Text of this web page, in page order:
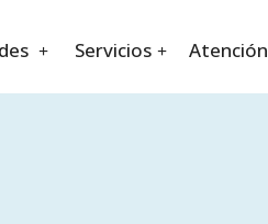
Servicios Atención